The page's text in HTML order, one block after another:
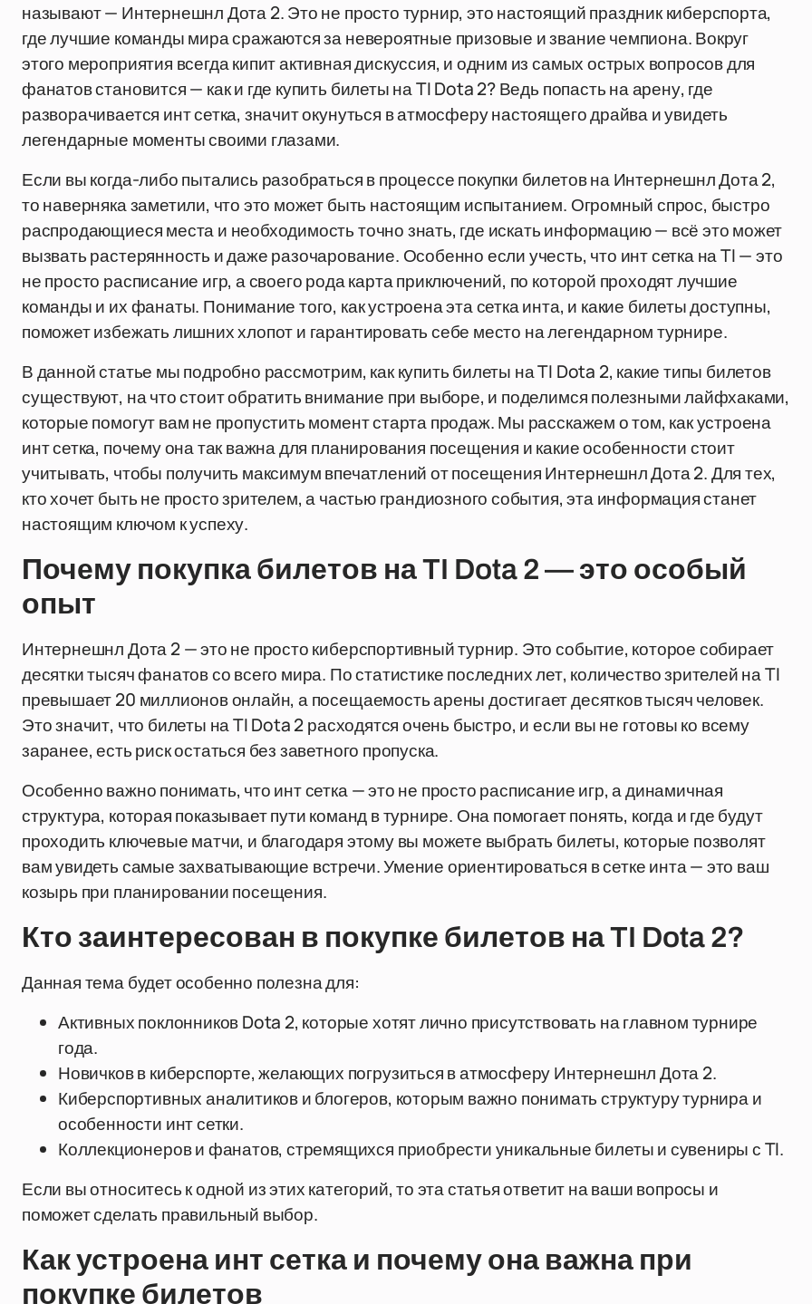
называют — Интернешнл Дота 2. Это не просто турнир, это настоящий праздник киберспорта,
где лучшие команды мира сражаются за невероятные призовые и звание чемпиона. Вокруг
этого мероприятия всегда кипит активная дискуссия, и одним из самых острых вопросов для
фанатов становится — как и где купить билеты на TI Dota 2? Ведь попасть на арену, где
разворачивается инт сетка, значит окунуться в атмосферу настоящего драйва и увидеть
легендарные моменты своими глазами.
Если вы когда-либо пытались разобраться в процессе покупки билетов на Интернешнл Дота 2,
то наверняка заметили, что это может быть настоящим испытанием. Огромный спрос, быстро
распродающиеся места и необходимость точно знать, где искать информацию — всё это может
вызвать растерянность и даже разочарование. Особенно если учесть, что инт сетка на TI — это
не просто расписание игр, а своего рода карта приключений, по которой проходят лучшие
команды и их фанаты. Понимание того, как устроена эта сетка инта, и какие билеты доступны,
поможет избежать лишних хлопот и гарантировать себе место на легендарном турнире.
В данной статье мы подробно рассмотрим, как купить билеты на TI Dota 2, какие типы билетов
существуют, на что стоит обратить внимание при выборе, и поделимся полезными лайфхаками,
которые помогут вам не пропустить момент старта продаж. Мы расскажем о том, как устроена
инт сетка, почему она так важна для планирования посещения и какие особенности стоит
учитывать, чтобы получить максимум впечатлений от посещения Интернешнл Дота 2. Для тех,
кто хочет быть не просто зрителем, а частью грандиозного события, эта информация станет
настоящим ключом к успеху.
Почему покупка билетов на TI Dota 2 — это особый
опыт
Интернешнл Дота 2 — это не просто киберспортивный турнир. Это событие, которое собирает
десятки тысяч фанатов со всего мира. По статистике последних лет, количество зрителей на TI
превышает 20 миллионов онлайн, а посещаемость арены достигает десятков тысяч человек.
Это значит, что билеты на TI Dota 2 расходятся очень быстро, и если вы не готовы ко всему
заранее, есть риск остаться без заветного пропуска.
Особенно важно понимать, что инт сетка — это не просто расписание игр, а динамичная
структура, которая показывает пути команд в турнире. Она помогает понять, когда и где будут
проходить ключевые матчи, и благодаря этому вы можете выбрать билеты, которые позволят
вам увидеть самые захватывающие встречи. Умение ориентироваться в сетке инта — это ваш
козырь при планировании посещения.
Кто заинтересован в покупке билетов на TI Dota 2?
Данная тема будет особенно полезна для:
Активных поклонников Dota 2, которые хотят лично присутствовать на главном турнире
года.
Новичков в киберспорте, желающих погрузиться в атмосферу Интернешнл Дота 2.
Киберспортивных аналитиков и блогеров, которым важно понимать структуру турнира и
особенности инт сетки.
Коллекционеров и фанатов, стремящихся приобрести уникальные билеты и сувениры с TI.
Если вы относитесь к одной из этих категорий, то эта статья ответит на ваши вопросы и
поможет сделать правильный выбор.
Как устроена инт сетка и почему она важна при
покупке билетов